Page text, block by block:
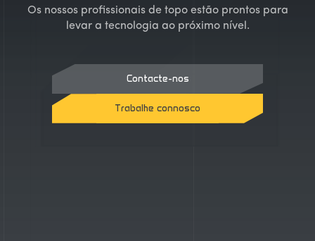
Os nossos profissionais de topo estão prontos para
levar a tecnologia ao próximo nível.
Contacte-nos
Contacte-nos
Trabalhe connosco